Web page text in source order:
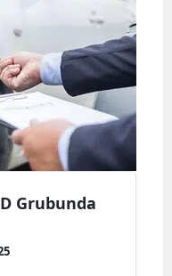
Siirt
Sinop
Sivas
Tekirdağ
Tokat
Grubunda